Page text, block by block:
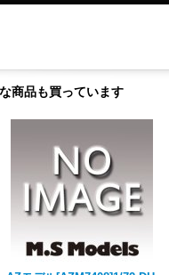
商品も買っています